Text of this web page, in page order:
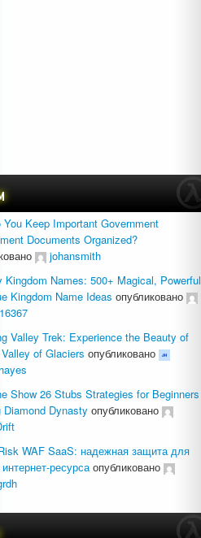
You Keep Important Government
Documents Organized?
johansmith
Kingdom Names: 500+ Magical, Powerful
Kingdom Name Ideas опубликовано
Valley Trek: Experience the Beauty of
of Glaciers опубликовано
Show 26 Stubs Strategies for Beginners
Diamond Dynasty опубликовано
WAF SaaS: надежная защита для
ресурсаопубликовано